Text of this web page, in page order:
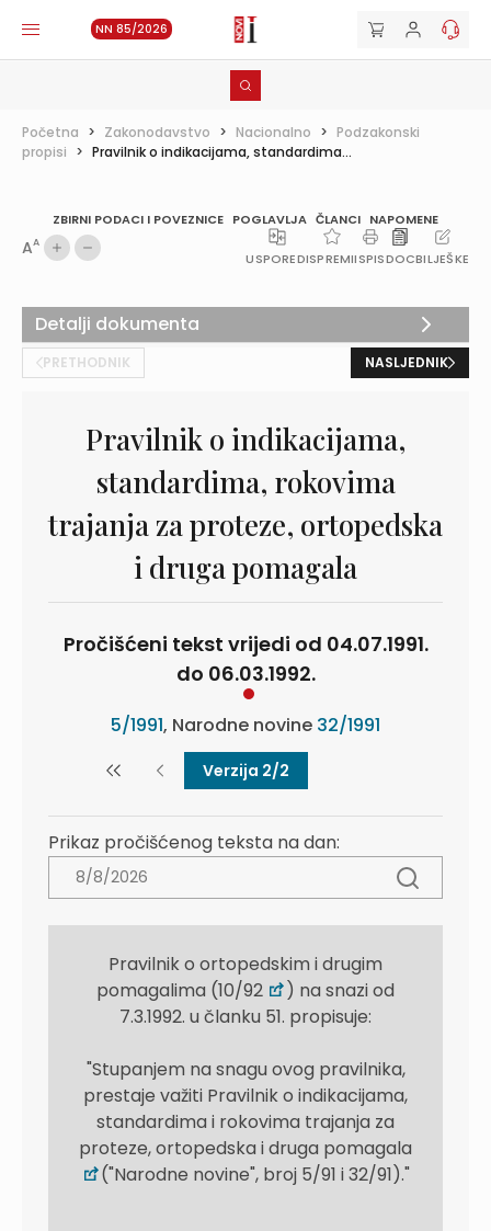
NN 85/2026
Početna > Zakonodavstvo > Nacionalno > Podzakonski
propisi > Pravilnik o indikacijama, standardima...
ZBIRNI PODACI I POVEZNICE POGLAVLJA ČLANCI NAPOMENE
AA
USPOREDISPREMIISPISDOCBILJEŠKE
PRETHODNIK NASLJEDNIK
Pravilnik o indikacijama,
standardima, rokovima
trajanja za proteze, ortopedska
i druga pomagala
Pročišćeni tekst vrijedi od 04.07.1991.
do 06.03.1992.
5/1991, Narodne novine 32/1991
Verzija 2/2
Prikaz pročišćenog teksta na dan:
Pravilnik o ortopedskim i drugim
pomagalima (10/92
) na snazi od
7.3.1992. u članku 51. propisuje:
"Stupanjem na snagu ovog pravilnika,
prestaje važiti Pravilnik o indikacijama,
standardima i rokovima trajanja za
proteze, ortopedska i druga pomagala
("Narodne novine", broj 5/91 i 32/91)."
Detalji dokumenta